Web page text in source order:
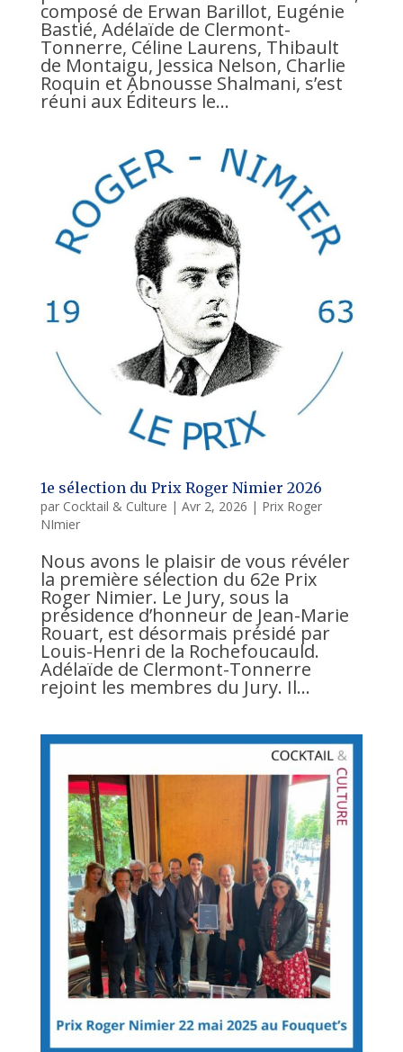
composé de Erwan Barillot, Eugénie
Bastié, Adélaïde de Clermont-
Tonnerre, Céline Laurens, Thibault
de Montaigu, Jessica Nelson, Charlie
Roquin et Abnousse Shalmani, s’est
réuni aux Éditeurs le...
1e sélection du Prix Roger Nimier 2026
par Cocktail & Culture | Avr 2, 2026 | Prix Roger
NImier
Nous avons le plaisir de vous révéler
la première sélection du 62e Prix
Roger Nimier. Le Jury, sous la
présidence d’honneur de Jean-Marie
Rouart, est désormais présidé par
Louis-Henri de la Rochefoucauld.
Adélaïde de Clermont-Tonnerre
rejoint les membres du Jury. Il...